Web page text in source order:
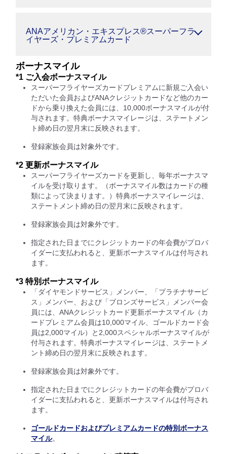
ANAアメリカン・エキスプレス®スーパーフラ
イヤーズ・プレミアムカード
ボーナスマイル
*1 ご入会ボーナスマイル
スーパーフライヤーズカードプレミアムに新規ご入会い
ただいた会員およびANAクレジットカードなど他のカー
ドから乗り換えた会員には、10,000ボーナスマイルが付
与されます。特典ボーナスマイレージは、ステートメン
ト締め日の翌月末に反映されます。
登録家族会員は対象外です。
*2 更新ボーナスマイル
スーパーフライヤーズカードを更新し、毎年ボーナスマ
イルを受け取ります。（ボーナスマイル数はカードの種
類によって決まります。）特典ボーナスマイレージは、
ステートメント締め日の翌月末に反映されます。
登録家族会員は対象外です。
指定された日までにクレジットカードの年会費がプロバ
イダーに支払われると、更新ボーナスマイルは付与され
ます。
*3 特別ボーナスマイル
「ダイヤモンドサービス」メンバー、「プラチナサービ
ス」メンバー、および「ブロンズサービス」メンバー会
員には、ANAクレジットカード更新ボーナスマイル（カ
ードプレミアム会員は10,000マイル、ゴールドカード会
員は2,000マイル）と2,000スペシャルボーナスマイルが
付与されます。特典ボーナスマイレージは、ステートメ
ント締め日の翌月末に反映されます。
登録家族会員は対象外です。
指定された日までにクレジットカードの年会費がプロバ
イダーに支払われると、更新ボーナスマイルは付与され
ます。
ゴールドカードおよびプレミアムカードの特別ボーナス
マイル。